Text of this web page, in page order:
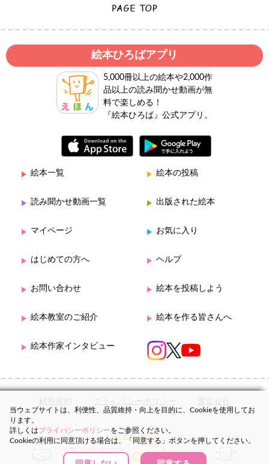
絵本ひろばアプリ
5,000冊以上の絵本や2,000作
品以上の読み聞かせ動画が無
料で楽しめる！
『絵本ひろば』公式アプリ。
絵本一覧 絵本の投稿
読み聞かせ動画一覧 出版された絵本
マイページ お気に入り
はじめての方へ ヘルプ
お問い合わせ 絵本を投稿しよう
絵本教室のご紹介 絵本を作る皆さんへ
絵本作家インタビュー
利用規約 プライバシーポリシー 運営会社
当ウェブサイトは、利便性、品質維持・向上を目的に、Cookieを使用してお
ります。
詳しくはプライバシーポリシーをご参照ください。
Cookieの利用に同意頂ける場合は、「同意する」ボタンを押してください。